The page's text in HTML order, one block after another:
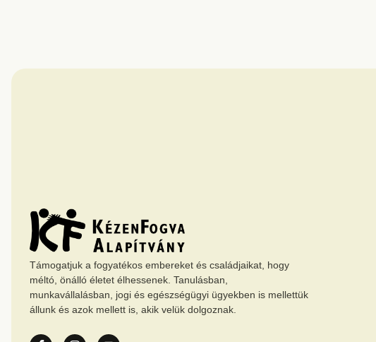
Támogatjuk a fogyatékos embereket és családjaikat, hogy
méltó, önálló életet élhessenek. Tanulásban,
munkavállalásban, jogi és egészségügyi ügyekben is mellettük
állunk és azok mellett is, akik velük dolgoznak.